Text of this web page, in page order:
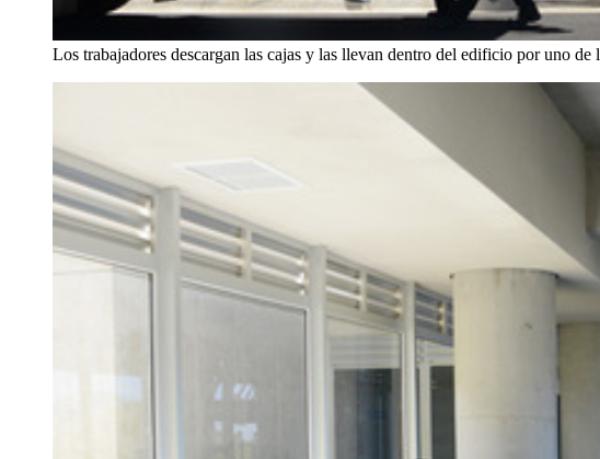
Los trabajadores descargan las cajas y las llevan dentro del edificio por uno